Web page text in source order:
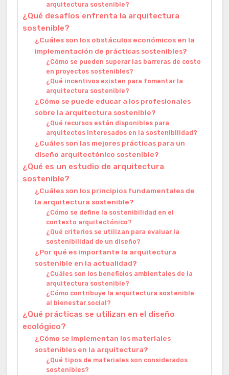
arquitectura sostenible?
¿Qué desafíos enfrenta la arquitectura
sostenible?
¿Cuáles son los obstáculos económicos en la
implementación de prácticas sostenibles?
¿Cómo se pueden superar las barreras de costo
en proyectos sostenibles?
¿Qué incentivos existen para fomentar la
arquitectura sostenible?
¿Cómo se puede educar a los profesionales
sobre la arquitectura sostenible?
¿Qué recursos están disponibles para
arquitectos interesados en la sostenibilidad?
¿Cuáles son las mejores prácticas para un
diseño arquitectónico sostenible?
¿Qué es un estudio de arquitectura
sostenible?
¿Cuáles son los principios fundamentales de
la arquitectura sostenible?
¿Cómo se define la sostenibilidad en el
contexto arquitectónico?
¿Qué criterios se utilizan para evaluar la
sostenibilidad de un diseño?
¿Por qué es importante la arquitectura
sostenible en la actualidad?
¿Cuáles son los beneficios ambientales de la
arquitectura sostenible?
¿Cómo contribuye la arquitectura sostenible
al bienestar social?
¿Qué prácticas se utilizan en el diseño
ecológico?
¿Cómo se implementan los materiales
sostenibles en la arquitectura?
¿Qué tipos de materiales son considerados
sostenibles?